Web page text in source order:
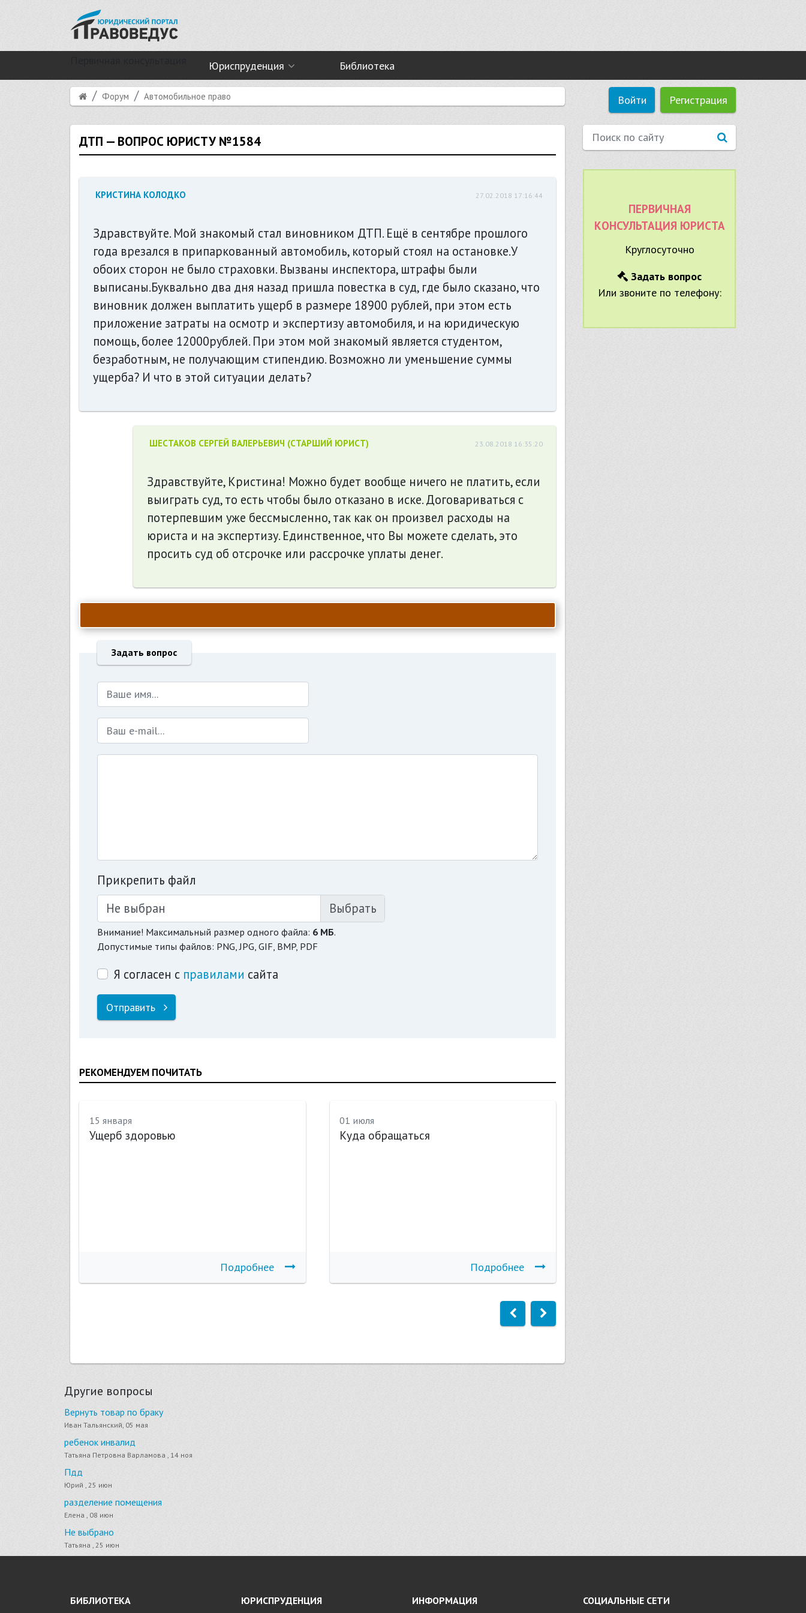
Юриспруденция Библиотека
Форум Автомобильное право Войти Регистрация
ДТП — ВОПРОС ЮРИСТУ №1584
КРИСТИНА КОЛОДКО 27.02.2018 17:16:44
Здравствуйте. Мой знакомый стал виновником ДТП. Ещё в сентябре прошлого
года врезался в припаркованный автомобиль, который стоял на остановке.У
обоих сторон не было страховки. Вызваны инспектора, штрафы были
выписаны.Буквально два дня назад пришла повестка в суд, где было сказано, что
виновник должен выплатить ущерб в размере 18900 рублей, при этом есть
приложение затраты на осмотр и экспертизу автомобиля, и на юридическую
помощь, более 12000рублей. При этом мой знакомый является студентом,
безработным, не получающим стипендию. Возможно ли уменьшение суммы
ущерба? И что в этой ситуации делать?
ШЕСТАКОВ СЕРГЕЙ ВАЛЕРЬЕВИЧ (СТАРШИЙ ЮРИСТ) 23.08.2018 16:35:20
Здравствуйте, Кристина! Можно будет вообще ничего не платить, если
выиграть суд, то есть чтобы было отказано в иске. Договариваться с
потерпевшим уже бессмысленно, так как он произвел расходы на
юриста и на экспертизу. Единственное, что Вы можете сделать, это
просить суд об отсрочке или рассрочке уплаты денег.
Задать вопрос
Прикрепить файл
Не выбран
Внимание! Максимальный размер одного файла: 6 МБ.
Допустимые типы файлов: PNG, JPG, GIF, BMP, PDF
Я согласен с правилами сайта
Отправить
РЕКОМЕНДУЕМ ПОЧИТАТЬ
15 января
Ущерб здоровью
Подробнее
01 июля
Куда обращаться
Подробнее
ПЕРВИЧНАЯ
КОНСУЛЬТАЦИЯ ЮРИСТА
Круглосуточно
Задать вопрос
Или звоните по телефону:
Другие вопросы
Вернуть товар по браку
Иван Тальянский, 05 мая
ребенок инвалид
Татьяна Петровна Варламова , 14 ноя
Пдд
Юрий , 25 июн
разделение помещения
Елена , 08 июн
Не выбрано
Татьяна , 25 июн
БИБЛИОТЕКА ЮРИСПРУДЕНЦИЯ ИНФОРМАЦИЯ СОЦИАЛЬНЫЕ СЕТИ